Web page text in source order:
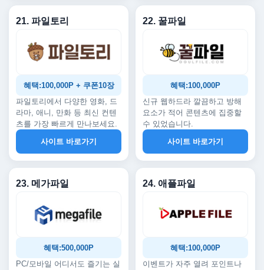
21. 파일토리
혜택:100,000P + 쿠폰10장
파일토리에서 다양한 영화, 드
라마, 애니, 만화 등 최신 컨텐
츠를 가장 빠르게 만나보세요.
사이트 바로가기
22. 꿀파일
혜택:100,000P
신규 웹하드라 깔끔하고 방해
요소가 적어 콘텐츠에 집중할
수 있었습니다.
사이트 바로가기
23. 메가파일
혜택:500,000P
PC/모바일 어디서도 즐기는 실
24. 애플파일
혜택:100,000P
이벤트가 자주 열려 포인트나